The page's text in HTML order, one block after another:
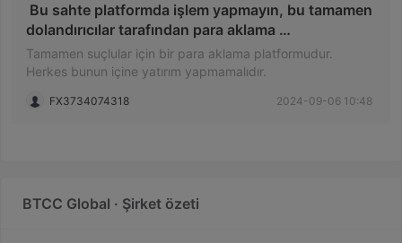
Bu sahte platformda işlem yapmayın, bu tamamen
dolandırıcılar tarafından para aklama
platformudur. Çekim talebi verdikten sonra banka
kartınız dondurulacak ve hiçbir para
Tamamen suçlular için bir para aklama platformudur.
Herkes bunun içine yatırım yapmamalıdır.
FX3734074318 2024-09-06 10:48
BTCC Global · Şirket özeti